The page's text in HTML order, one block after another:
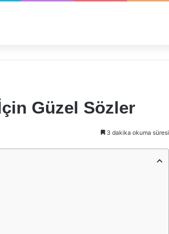
Güzel Sözler
3 dakika okuma süresi